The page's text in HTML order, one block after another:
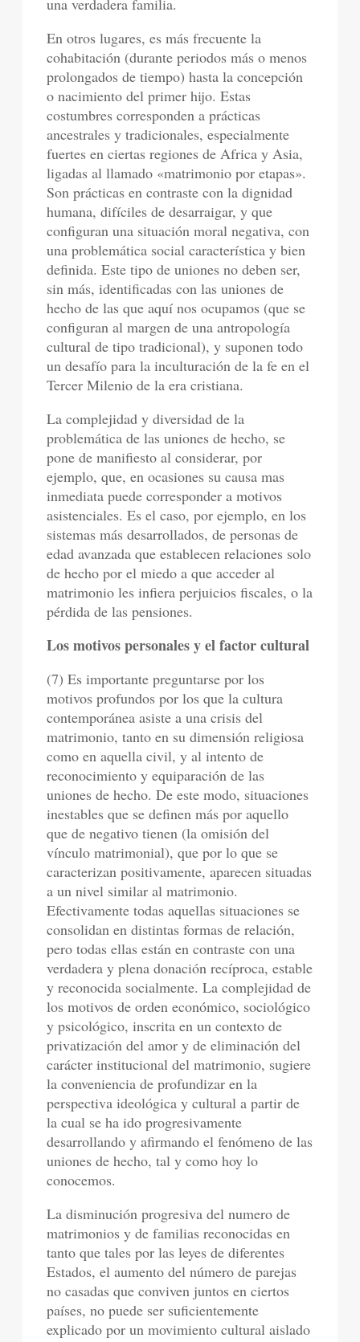
En otros lugares, es más frecuente la
cohabitación (durante periodos más o menos
prolongados de tiempo) hasta la concepción
o nacimiento del primer hijo. Estas
costumbres corresponden a prácticas
ancestrales y tradicionales, especialmente
fuertes en ciertas regiones de Africa y Asia,
ligadas al llamado «matrimonio por etapas».
Son prácticas en contraste con la dignidad
humana, difíciles de desarraigar, y que
configuran una situación moral negativa, con
una problemática social característica y bien
definida. Este tipo de uniones no deben ser,
sin más, identificadas con las uniones de
hecho de las que aquí nos ocupamos (que se
configuran al margen de una antropología
cultural de tipo tradicional), y suponen todo
un desafío para la inculturación de la fe en el
Tercer Milenio de la era cristiana.
La complejidad y diversidad de la
problemática de las uniones de hecho, se
pone de manifiesto al considerar, por
ejemplo, que, en ocasiones su causa mas
inmediata puede corresponder a motivos
asistenciales. Es el caso, por ejemplo, en los
sistemas más desarrollados, de personas de
edad avanzada que establecen relaciones solo
de hecho por el miedo a que acceder al
matrimonio les infiera perjuicios fiscales, o la
pérdida de las pensiones.
Los motivos personales y el factor cultural
(7) Es importante preguntarse por los
motivos profundos por los que la cultura
contemporánea asiste a una crisis del
matrimonio, tanto en su dimensión religiosa
como en aquella civil, y al intento de
reconocimiento y equiparación de las
uniones de hecho. De este modo, situaciones
inestables que se definen más por aquello
que de negativo tienen (la omisión del
vínculo matrimonial), que por lo que se
caracterizan positivamente, aparecen situadas
a un nivel similar al matrimonio.
Efectivamente todas aquellas situaciones se
consolidan en distintas formas de relación,
pero todas ellas están en contraste con una
verdadera y plena donación recíproca, estable
y reconocida socialmente. La complejidad de
los motivos de orden económico, sociológico
y psicológico, inscrita en un contexto de
privatización del amor y de eliminación del
carácter institucional del matrimonio, sugiere
la conveniencia de profundizar en la
perspectiva ideológica y cultural a partir de
la cual se ha ido progresivamente
desarrollando y afirmando el fenómeno de las
uniones de hecho, tal y como hoy lo
conocemos.
La disminución progresiva del numero de
matrimonios y de familias reconocidas en
tanto que tales por las leyes de diferentes
Estados, el aumento del número de parejas
no casadas que conviven juntos en ciertos
países, no puede ser suficientemente
explicado por un movimiento cultural aislado